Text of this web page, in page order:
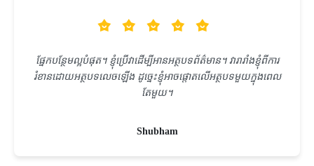
ផ្នែកបន្ថែមល្អបំផុត។ ខ្ញុំប្រើវាដើម្បីអានអត្ថបទព័ត៌មាន។ វារារាំងខ្ញុំពីការ
រំខានដោយអត្ថបទលេចឡើង ដូច្នេះខ្ញុំអាចផ្តោតលើអត្ថបទមួយក្នុងពេល
តែមួយ។
Shubham